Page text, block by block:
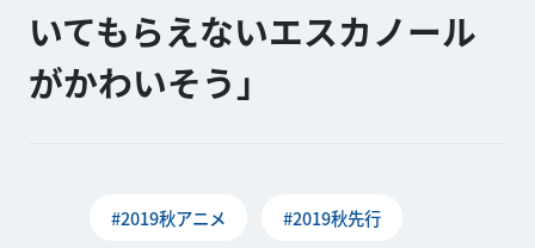
いてもらえないエスカノール
がかわいそう」
#2019秋アニメ #2019秋先行